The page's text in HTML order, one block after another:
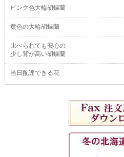
ピンク色大輪胡蝶蘭
黄色の大輪胡蝶蘭
比べられても安心の
少し背が高い胡蝶蘭
当日配達できる花